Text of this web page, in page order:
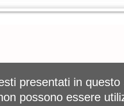
presentati in
possono essere